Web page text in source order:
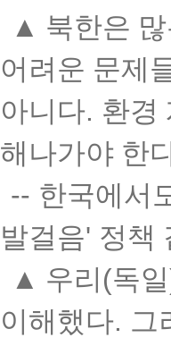
▲ 북한은
어려운 문제
아니다. 환경
해나가야 한
-- 한국에서
발걸음' 정책
▲ 우리 (독일
이해했다. 그